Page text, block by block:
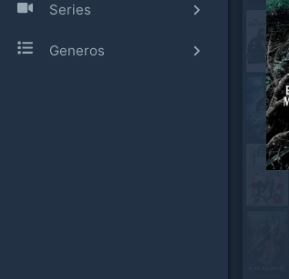
Series
Generos